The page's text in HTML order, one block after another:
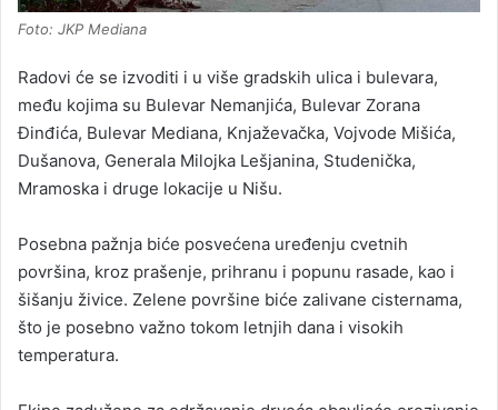
Foto: JKP Mediana
Radovi će se izvoditi i u više gradskih ulica i bulevara,
među kojima su Bulevar Nemanjića, Bulevar Zorana
Đinđića, Bulevar Mediana, Knjaževačka, Vojvode Mišića,
Dušanova, Generala Milojka Lešjanina, Studenička,
Mramoska i druge lokacije u Nišu.
Posebna pažnja biće posvećena uređenju cvetnih
površina, kroz prašenje, prihranu i popunu rasade, kao i
šišanju živice. Zelene površine biće zalivane cisternama,
što je posebno važno tokom letnjih dana i visokih
temperatura.